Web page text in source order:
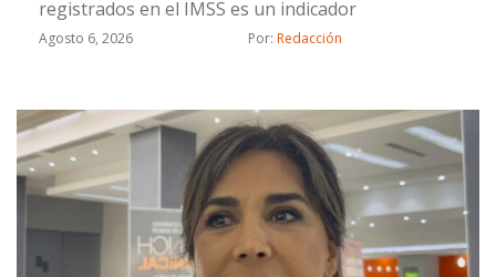
registrados en el IMSS es un indicador
Agosto 6, 2026 Por: Redacción